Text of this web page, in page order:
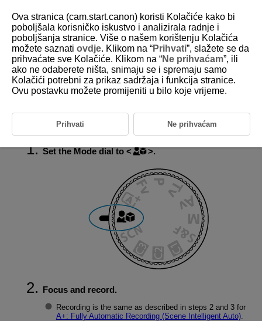
D388-031
Movie for Close-up Demos
Adjust the brightness or other settings on the Quick Control screen.
Set the Mode dial to .
Focus and record.
Recording is the same as described in steps 2 and 3 for
A+: Fully Automatic Recording (Scene Intelligent Auto).
Ova stranica (cam.start.canon) koristi Kolačiće kako bi
poboljšala korisničko iskustvo i analizirala radnje i
poboljšanja stranice. Više o našem korištenju Kolačića
možete saznati ovdje. Klikom na “Prihvati”, slažete se da
prihvaćate sve Kolačiće. Klikom na “Ne prihvaćam”, ili
ako ne odaberete ništa, snimaju se i spremaju samo
Kolačići potrebni za prikaz sadržaja i funkcija stranice.
Ovu postavku možete promijeniti u bilo koje vrijeme.
Prihvati Ne prihvaćam